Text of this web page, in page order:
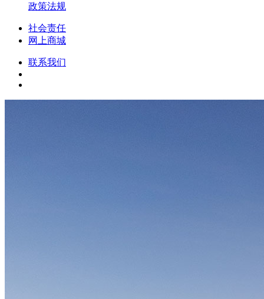
政策法规
社会责任
网上商城
联系我们